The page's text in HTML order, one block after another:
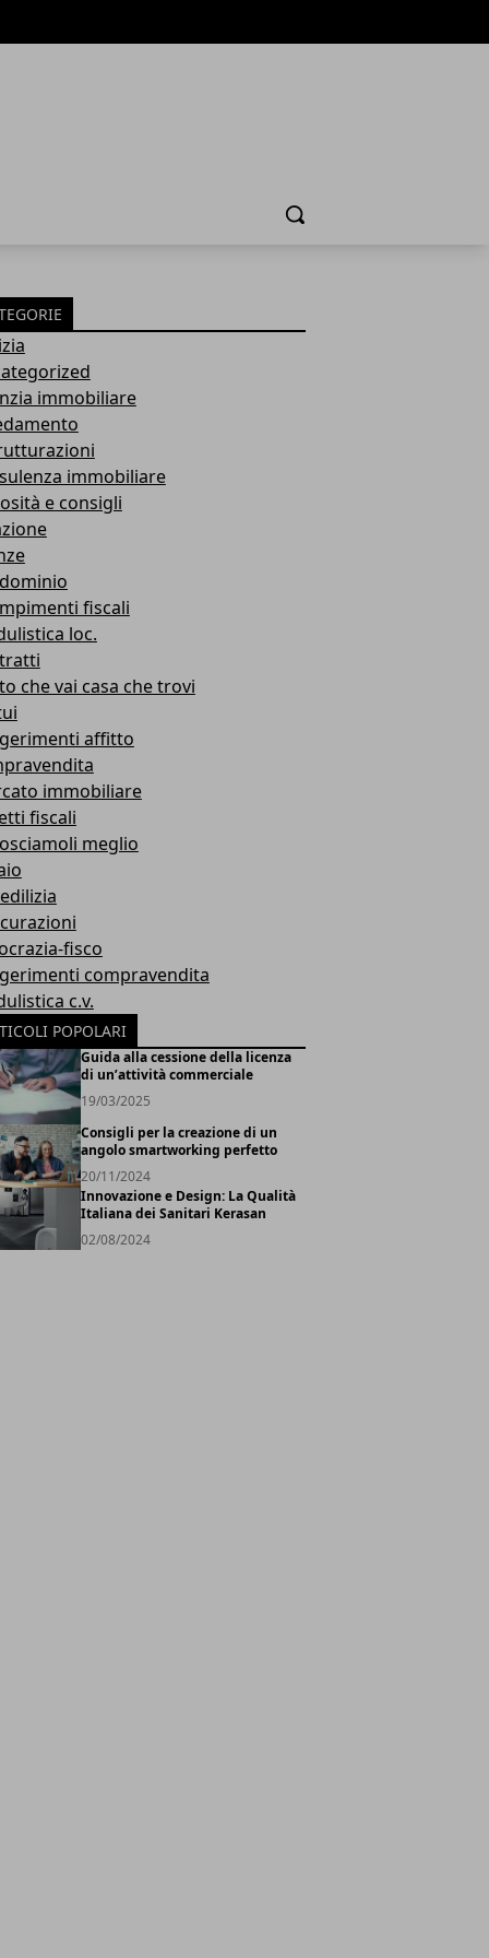
Cerca
immobiliare
immobiliare
e consigli
fiscali
loc.
che vai casa che trovi
affitto
immobiliare
fiscali
meglio
fisco
compravendita
c.v.
POPOLARI
Guida alla cessione della licenza
di un’attività commerciale
19/03/2025
Consigli per la creazione di un
angolo smartworking perfetto
20/11/2024
Innovazione e Design: La Qualità
Italiana dei Sanitari Kerasan
02/08/2024